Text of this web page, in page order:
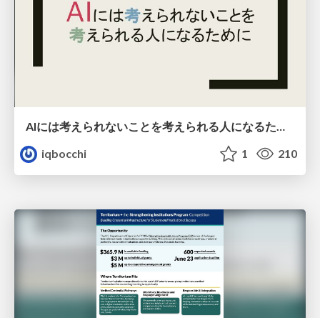
AIには考えられないことを考えられる人になるために
iqbocchi
1 210